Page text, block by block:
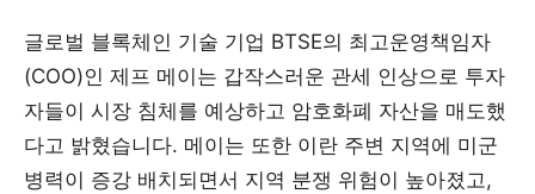
글로벌 블록체인 기술 기업 BTSE의 최고운영책임자
(COO)인 제프 메이는 갑작스러운 관세 인상으로 투자
자들이 시장 침체를 예상하고 암호화폐 자산을 매도했
다고 밝혔습니다. 메이는 또한 이란 주변 지역에 미군
병력이 증강 배치되면서 지역 분쟁 위험이 높아졌고,